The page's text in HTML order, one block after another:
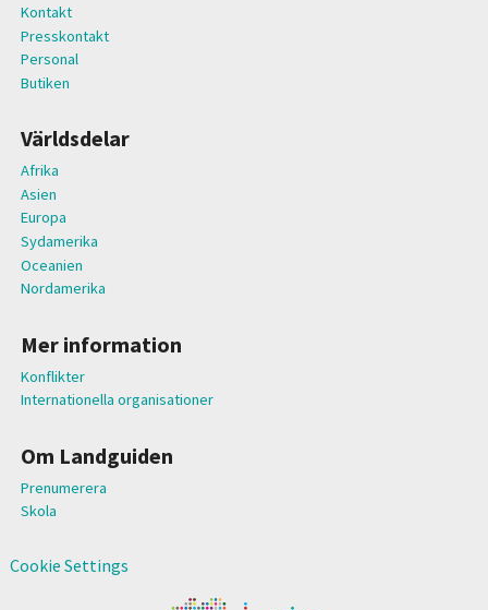
Kontakt
Presskontakt
Personal
Butiken
Världsdelar
Afrika
Asien
Europa
Sydamerika
Oceanien
Nordamerika
Mer information
Konflikter
Internationella organisationer
Om Landguiden
Prenumerera
Skola
Cookie Settings